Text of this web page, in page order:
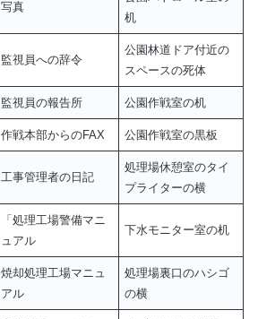
写真
机
監視員への辞令
公園林道ドア付近の
スペースの死体
監視員の報告所 公園作戦室の机
作戦本部からのFAX 公園作戦室の黒板
工事管理者の日記
処理場休憩室のタイ
プライターの横
「処理工場警備マニ
ュアル
下水モニター室の机
焼却処理工場マニュ
アル
処理場裏口のハシゴ
の横